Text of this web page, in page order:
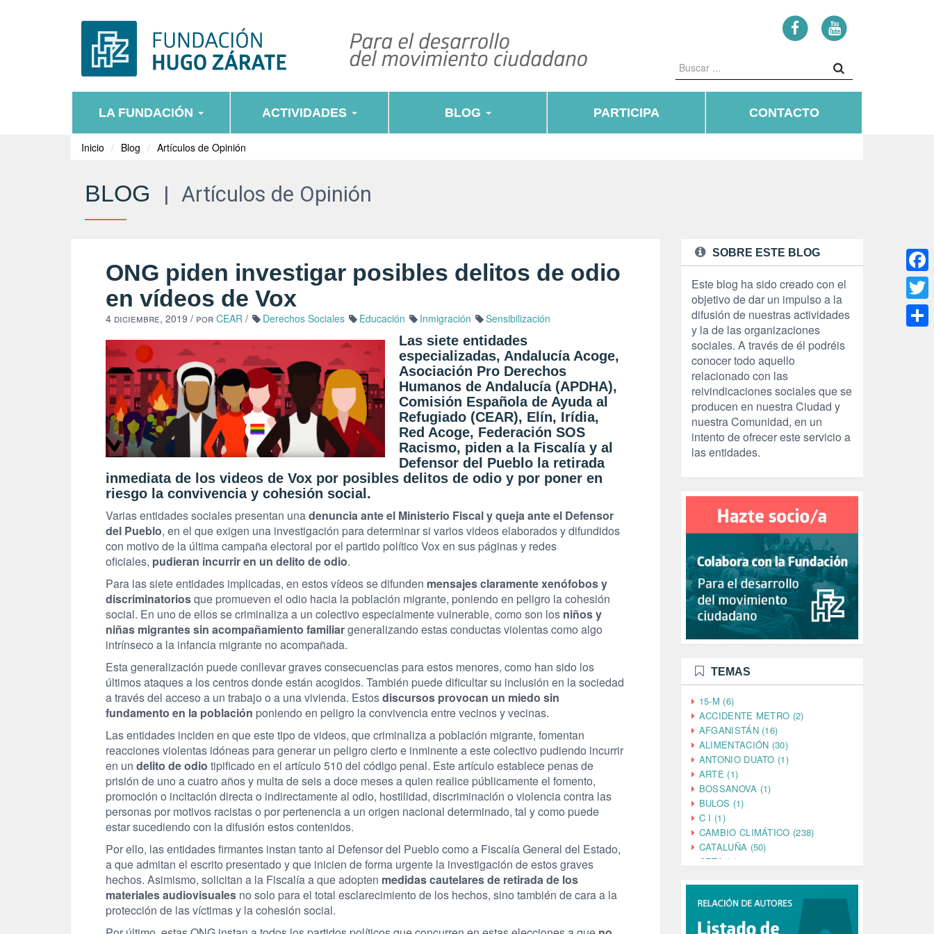
LA FUNDACIÓN ACTIVIDADES BLOG PARTICIPA CONTACTO
Inicio Blog Artículos de Opinión
BLOG | Artículos de Opinión
ONG piden investigar posibles delitos de odio
en vídeos de Vox
4 diciembre, 2019 / por CEAR / Derechos Sociales Educación Inmigración Sensibilización
Las siete entidades
especializadas, Andalucía Acoge,
Asociación Pro Derechos
Humanos de Andalucía (APDHA),
Comisión Española de Ayuda al
Refugiado (CEAR), Elín, Irídia,
Red Acoge, Federación SOS
Racismo, piden a la Fiscalía y al
Defensor del Pueblo la retirada
inmediata de los videos de Vox por posibles delitos de odio y por poner en
riesgo la convivencia y cohesión social.
Varias entidades sociales presentan unadenuncia ante el Ministerio Fiscal y queja ante el Defensor
del Pueblo, en el que exigen una investigación para determinar si varios videos elaborados y difundidos
con motivo de la última campaña electoral por el partido político Vox en sus páginas y redes
oficiales, pudieran incurrir en un delito de odio.
Para las siete entidades implicadas, en estos vídeos se difunden mensajes claramente xenófobos y
discriminatoriosque promueven el odio hacia la población migrante, poniendo en peligro la cohesión
social. En uno de ellos se criminaliza a un colectivo especialmente vulnerable, como son los niños y
niñas migrantes sin acompañamiento familiargeneralizando estas conductas violentas como algo
intrínseco a la infancia migrante no acompañada.
Esta generalización puede conllevar graves consecuencias para estos menores, como han sido los
últimos ataques a los centros donde están acogidos. También puede dificultar su inclusión en la sociedad
a través del acceso a un trabajo o a una vivienda. Estosdiscursos provocan un miedo sin
fundamento en la población poniendo en peligro la convivencia entre vecinos y vecinas.
Las entidades inciden en que este tipo de videos, que criminaliza a población migrante, fomentan
reacciones violentas idóneas para generar un peligro cierto e inminente a este colectivo pudiendo incurrir
en un delito de odio tipificado en el artículo 510 del código penal. Este artículo establece penas de
prisión de uno a cuatro años y multa de seis a doce meses a quien realice públicamente el fomento,
promoción o incitación directa o indirectamente al odio, hostilidad, discriminación o violencia contra las
personas por motivos racistas o por pertenencia a un origen nacional determinado, tal y como puede
estar sucediendo con la difusión estos contenidos.
Por ello, las entidades firmantes instan tanto al Defensor del Pueblo como a Fiscalía General del Estado,
a que admitan el escrito presentado y que inicien de forma urgente la investigación de estos graves
hechos. Asimismo, solicitan a la Fiscalía a que adopten medidas cautelares de retirada de los
materiales audiovisuales no solo para el total esclarecimiento de los hechos, sino también de cara a la
protección de las víctimas y la cohesión social.
SOBRE ESTE BLOG
Este blog ha sido creado con el
objetivo de dar un impulso a la
difusión de nuestras actividades
y la de las organizaciones
sociales. A través de él podréis
conocer todo aquello
relacionado con las
reivindicaciones sociales que se
producen en nuestra Ciudad y
nuestra Comunidad, en un
intento de ofrecer este servicio a
las entidades.
TEMAS
15-M (6)
ACCIDENTE METRO (2)
AFGANISTÁN (16)
ALIMENTACIÓN (30)
ANTONIO DUATO (1)
ARTE (1)
BOSSANOVA (1)
BULOS (1)
C I (1)
CAMBIO CLIMÁTICO (238)
CATALUÑA (50)
CETA (2)
CINE (35)
CIUDADANÍA (633)